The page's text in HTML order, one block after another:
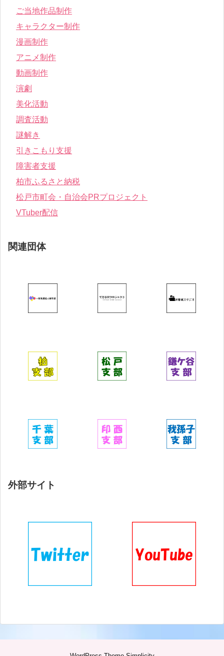
ご当地作品制作
キャラクター制作
漫画制作
アニメ制作
動画制作
演劇
美化活動
調査活動
謎解き
引きこもり支援
障害者支援
柏市ふるさと納税
松戸市町会・自治会PRプロジェクト
VTuber配信
関連団体
外部サイト